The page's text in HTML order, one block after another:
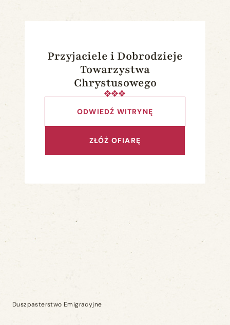
Przyjaciele i Dobrodzieje
Towarzystwa
Chrystusowego
ODWIEDŹ WITRYNĘ
ZŁÓŻ OFIARĘ
Duszpasterstwo Emigracyjne